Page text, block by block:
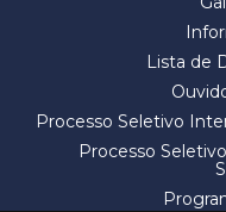
Lista de
Processo Seletivo
Processo